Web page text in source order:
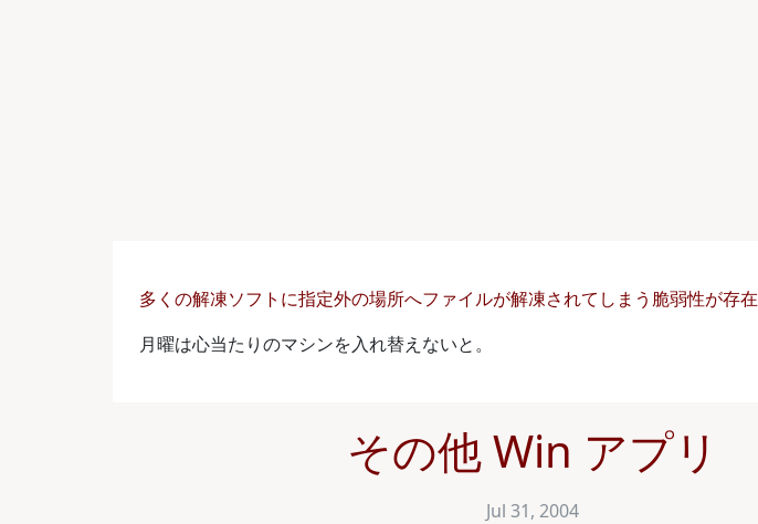
多くの解凍ソフトに指定外の場所へファイルが解凍されてしまう脆弱性が存在
月曜は心当たりのマシンを入れ替えないと。
その他 Win アプリ
Jul 31, 2004